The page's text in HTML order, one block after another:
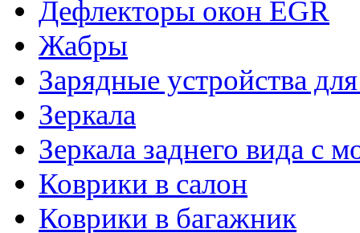
Дефлекторы окон EGR
Жабры
Зарядные устройства
Зеркала
Зеркала заднего вида с
Коврики в салон
Коврики в багажник